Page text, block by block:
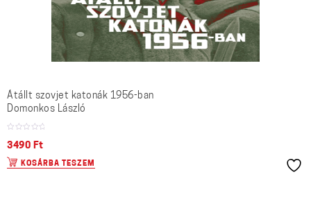
Átállt szovjet katonák 1956-ban
Domonkos László
3490 Ft
KOSÁRBA TESZEM